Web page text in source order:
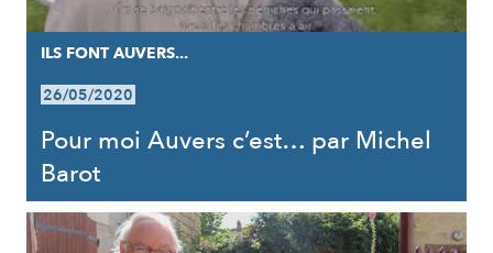
ILS FONT AUVERS...
26/05/2020
Pour moi Auvers c’est… par Michel
Barot